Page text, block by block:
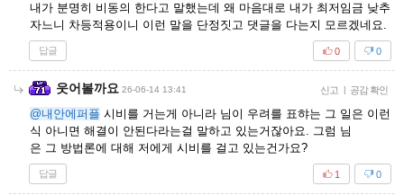
내가 분명히 비동의 한다고 말했는데 왜 마음대로 내가 최저임금 낮추
자느니 차등적용이니 이런 말을 단정짓고 댓글을 다는지 모르겠네요.
답글 0
0
웃어볼까요 26-06-14 13:41 신고 공감 확인
@내안에퍼플 시비를 거는게 아니라 님이 우려를 표햐는 그 일은 이런
식 아니면 해결이 안된다라는걸 말하고 있는거잖아요. 그럼 님
은 그 방법론에 대해 저에게 시비를 걸고 있는건가요?
답글 0
1